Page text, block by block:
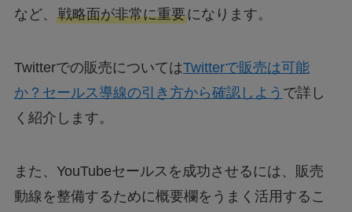
など、 戦略面が非常に重要になります。
Twitterでの販売についてはTwitterで販売は可能
か？セールス導線の引き方から確認しよう で詳し
く紹介します。
また、YouTubeセールスを成功させるには、販売
動線を整備するために概要欄をうまく活用するこ